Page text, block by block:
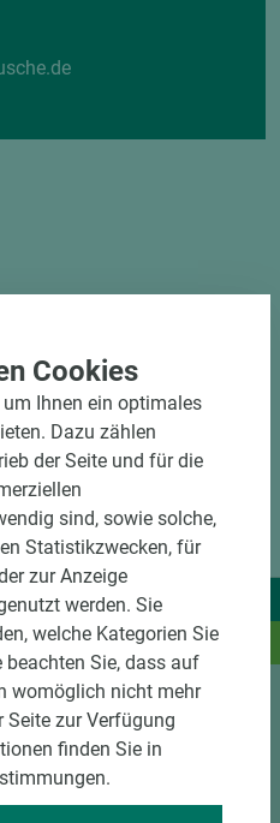
Cookies
Ihnen ein optimales
Dazu zählen
der Seite und für die
sind, sowie solche,
Statistikzwecken, für
zur Anzeige
werden. Sie
welche Kategorien Sie
Sie, dass auf
womöglich nicht mehr
zur Verfügung
finden Sie in